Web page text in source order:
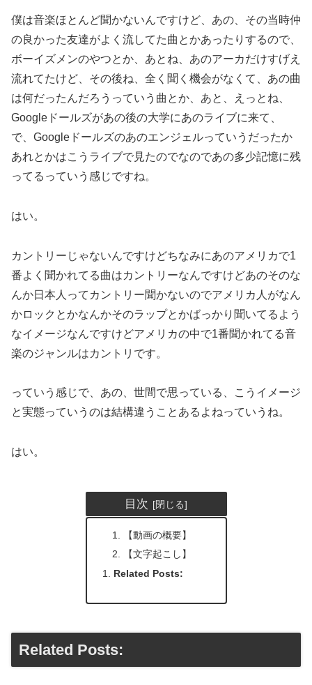
僕は音楽ほとんど聞かないんですけど、あの、その当時仲
の良かった友達がよく流してた曲とかあったりするので、
ボーイズメンのやつとか、あとね、あのアーカだけすげえ
流れてたけど、その後ね、全く聞く機会がなくて、あの曲
は何だったんだろうっていう曲とか、あと、えっとね、
Googleドールズがあの後の大学にあのライブに来て、
で、Googleドールズのあのエンジェルっていうだったか
あれとかはこうライブで見たのでなのであの多少記憶に残
ってるっていう感じですね。
はい。
カントリーじゃないんですけどちなみにあのアメリカで1
番よく聞かれてる曲はカントリーなんですけどあのそのな
んか日本人ってカントリー聞かないのでアメリカ人がなん
かロックとかなんかそのラップとかばっかり聞いてるよう
なイメージなんですけどアメリカの中で1番聞かれてる音
楽のジャンルはカントリです。
っていう感じで、あの、世間で思っている、こうイメージ
と実態っていうのは結構違うことあるよねっていうね。
はい。
目次
【動画の概要】
【文字起こし】
Related Posts:
Related Posts: